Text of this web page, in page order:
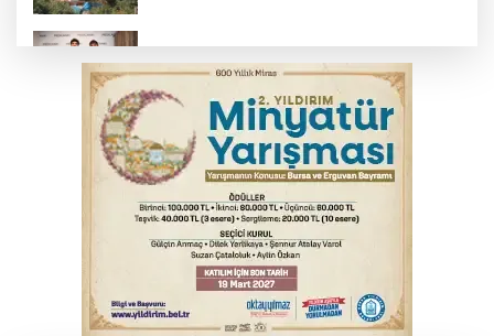
başladı
Yargıtay’dan primle çalışanlara müjde
Bursa’da bugün hava nasıl olacak?
Osmangazi’de iş arayanlara destek